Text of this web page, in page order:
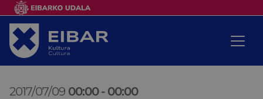
2017/07/09 00:00 - 00:00